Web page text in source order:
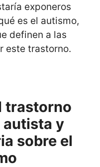
exponeros
es el autismo,
definen a las
este trastorno.
trastorno
autista y
sobre el